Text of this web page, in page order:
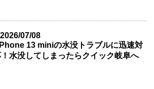
2026/07/08
13 miniの水没トラブルに迅速対
！水没してしまったらクイック岐阜へ